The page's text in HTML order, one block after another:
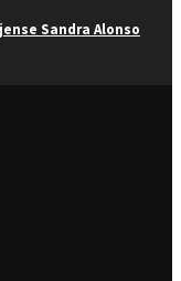
Sandra Alonso